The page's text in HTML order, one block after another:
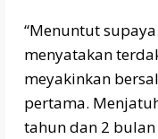
“Menuntut
menyatakan
meyakinkan
pertama.
tahun dan 2 bulan